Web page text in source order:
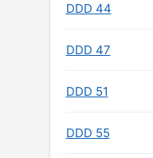
DDD 44
DDD 47
DDD 51
DDD 55